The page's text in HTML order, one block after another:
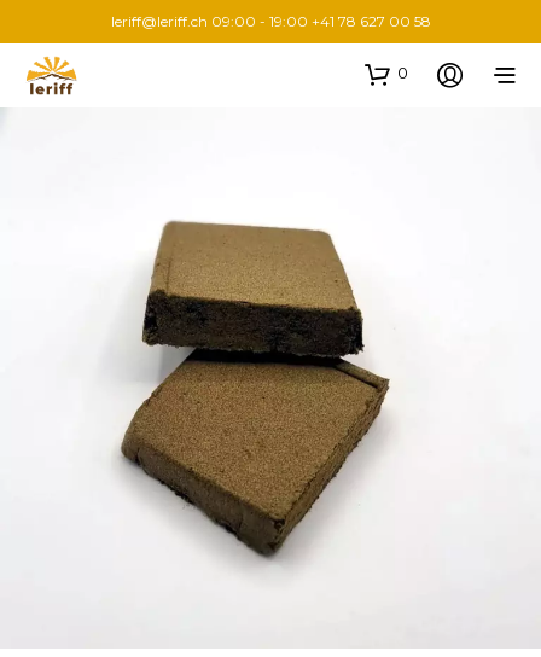
leriff@leriff.ch 09:00 - 19:00 +41 78 627 00 58
0